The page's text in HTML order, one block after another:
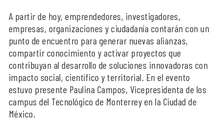
A partir de hoy, emprendedores, investigadores,
empresas, organizaciones y ciudadanía contarán con un
punto de encuentro para generar nuevas alianzas,
compartir conocimiento y activar proyectos que
contribuyan al desarrollo de soluciones innovadoras con
impacto social, científico y territorial. En el evento
estuvo presente Paulina Campos, Vicepresidenta de los
campus del Tecnológico de Monterrey en la Ciudad de
México.